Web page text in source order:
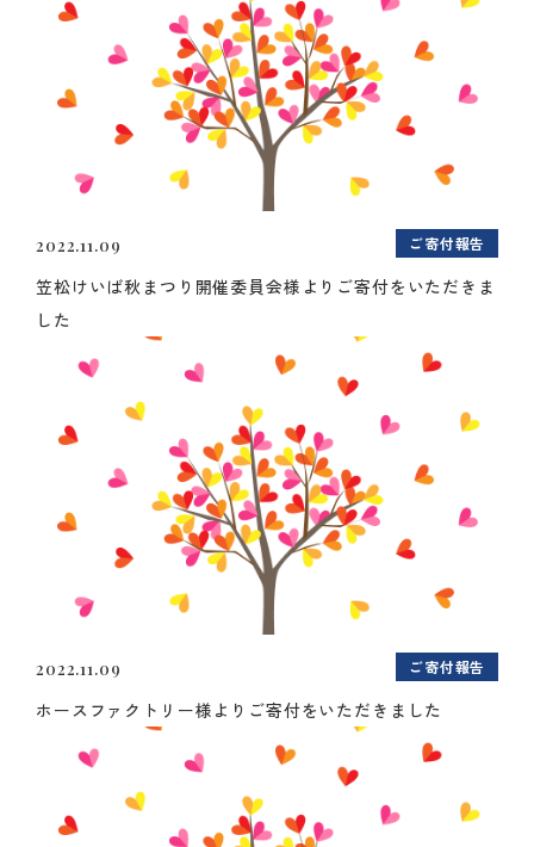
2022.11.09 ご寄付報告
笠松けいば秋まつり開催委員会様よりご寄付をいただきま
した
2022.11.09 ご寄付報告
ホースファクトリー様よりご寄付をいただきました